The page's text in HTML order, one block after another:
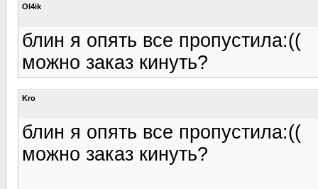
Ol4ik
блин я опять все пропустила:((
можно заказ кинуть?
Kro
блин я опять все пропустила:((
можно заказ кинуть?